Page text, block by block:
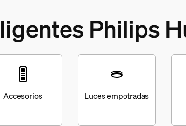
Philips
Accesorios Luces empotradas